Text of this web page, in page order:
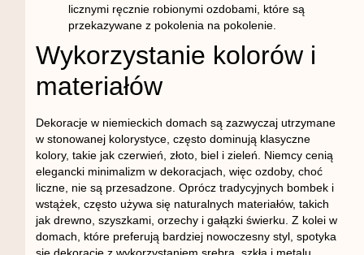
licznymi ręcznie robionymi ozdobami, które są
przekazywane z pokolenia na pokolenie.
Wykorzystanie kolorów i
materiałów
Dekoracje w niemieckich domach są zazwyczaj utrzymane
w stonowanej kolorystyce, często dominują klasyczne
kolory, takie jak czerwień, złoto, biel i zieleń. Niemcy cenią
elegancki minimalizm w dekoracjach, więc ozdoby, choć
liczne, nie są przesadzone. Oprócz tradycyjnych bombek i
wstążek, często używa się naturalnych materiałów, takich
jak drewno, szyszkami, orzechy i gałązki świerku. Z kolei w
domach, które preferują bardziej nowoczesny styl, spotyka
się dekoracje z wykorzystaniem srebra, szkła i metalu.